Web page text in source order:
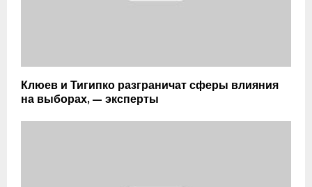
Клюев и Тигипко разграничат сферы влияния
на выборах, — эксперты